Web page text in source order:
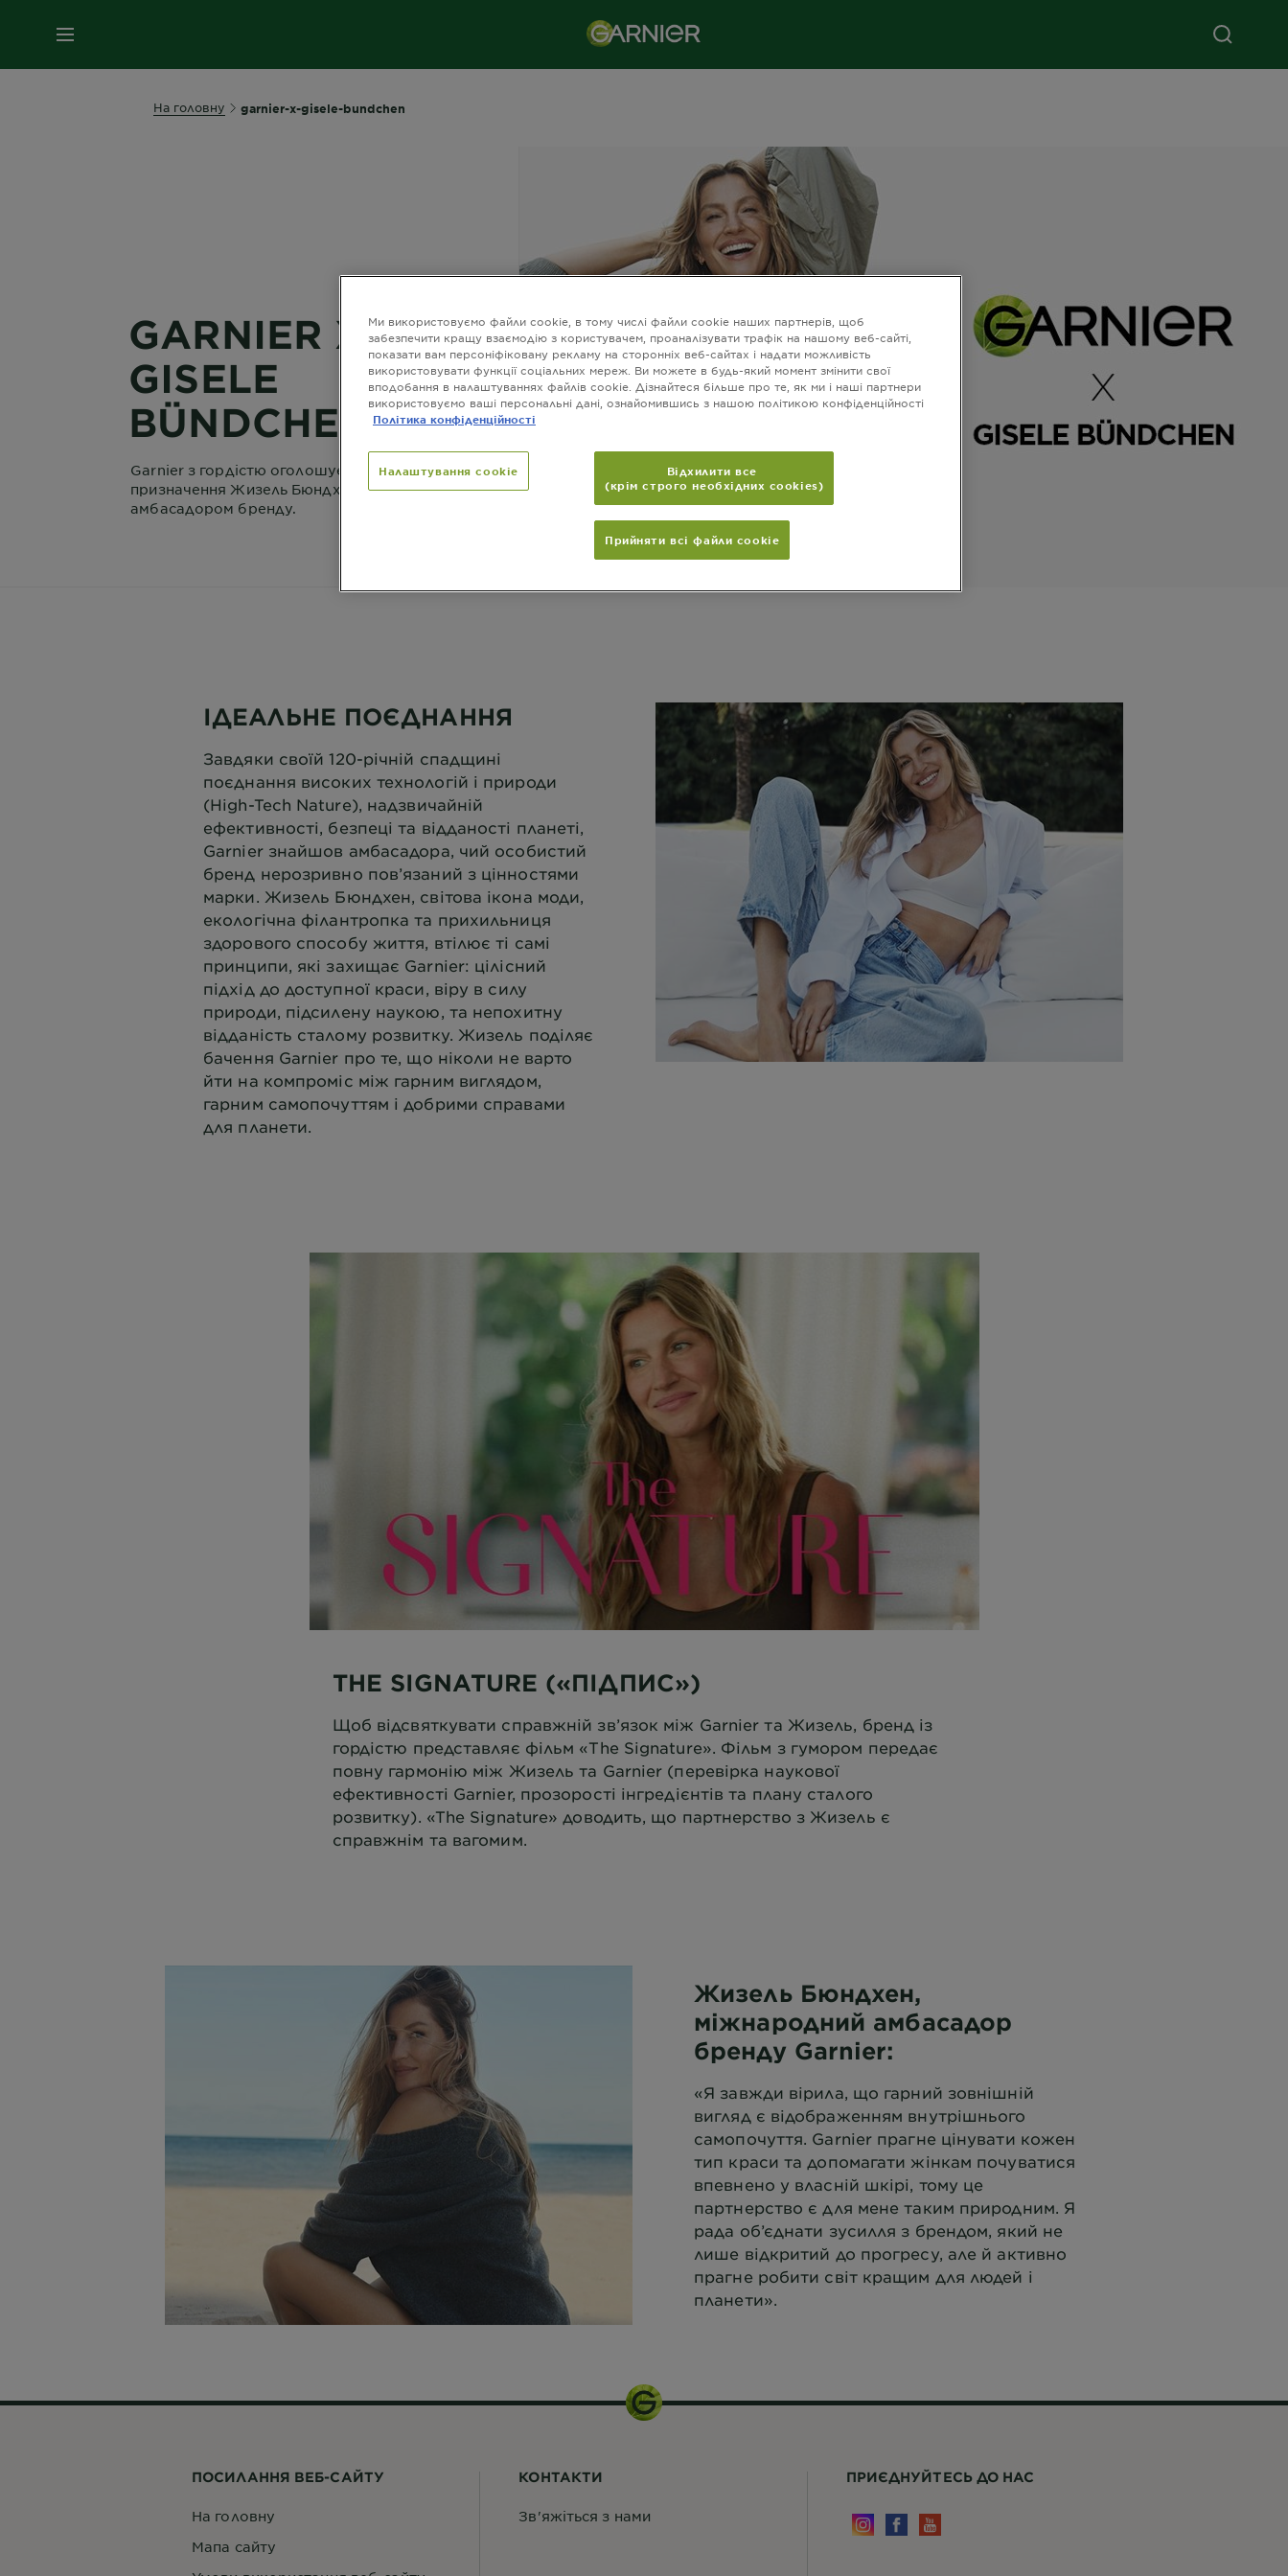
МЕНЮ
На головну garnier-x-gisele-bundchen
GARNIER X
GISELE
BÜNDCHEN
Garnier з гордістю оголошує про
призначення Жизель Бюндхен міжнародним
амбасадором бренду.
ІДЕАЛЬНЕ ПОЄДНАННЯ
Завдяки своїй 120-річній спадщині
поєднання високих технологій і природи
(High-Tech Nature), надзвичайній
ефективності, безпеці та відданості планеті,
Garnier знайшов амбасадора, чий особистий
бренд нерозривно пов’язаний з цінностями
марки. Жизель Бюндхен, світова ікона моди,
екологічна філантропка та прихильниця
здорового способу життя, втілює ті самі
принципи, які захищає Garnier: цілісний
підхід до доступної краси, віру в силу
природи, підсилену наукою, та непохитну
відданість сталому розвитку. Жизель поділяє
бачення Garnier про те, що ніколи не варто
йти на компроміс між гарним виглядом,
гарним самопочуттям і добрими справами
для планети.
THE SIGNATURE («ПІДПИС»)
Щоб відсвяткувати справжній зв’язок між Garnier та Жизель, бренд із
гордістю представляє фільм «The Signature». Фільм з гумором передає
повну гармонію між Жизель та Garnier (перевірка наукової
ефективності Garnier, прозорості інгредієнтів та плану сталого
розвитку). «The Signature» доводить, що партнерство з Жизель є
справжнім та вагомим.
Жизель Бюндхен,
міжнародний амбасадор
бренду Garnier:
«Я завжди вірила, що гарний зовнішній
вигляд є відображенням внутрішнього
самопочуття. Garnier прагне цінувати кожен
тип краси та допомагати жінкам почуватися
впевнено у власній шкірі, тому це
партнерство є для мене таким природним. Я
рада об’єднати зусилля з брендом, який не
лише відкритий до прогресу, але й активно
прагне робити світ кращим для людей і
планети».
ПОСИЛАННЯ ВЕБ-САЙТУ
На головну
Мапа сайту
КОНТАКТИ
Зв'яжіться з нами
ПРИЄДНУЙТЕСЬ ДО НАС
Ми використовуємо файли cookie, в тому числі файли cookie наших партнерів, щоб
забезпечити кращу взаємодію з користувачем, проаналізувати трафік на нашому веб-сайті,
показати вам персоніфіковану рекламу на сторонніх веб-сайтах і надати можливість
використовувати функції соціальних мереж. Ви можете в будь-який момент змінити свої
вподобання в налаштуваннях файлів cookie. Дізнайтеся більше про те, як ми і наші партнери
використовуємо ваші персональні дані, ознайомившись з нашою політикою конфіденційності
Політика конфіденційності
Відхилити все
(крім строго необхідних cookies)
Прийняти всі файли сookie
Налаштування cookie